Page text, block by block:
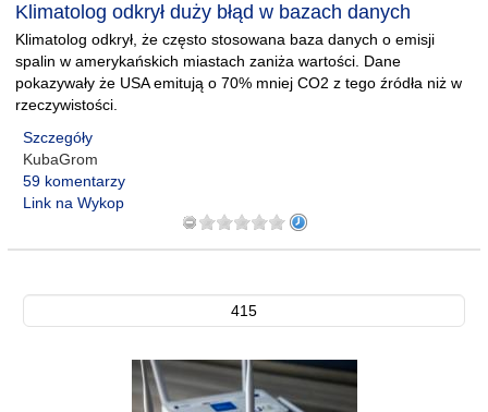
Klimatolog odkrył duży błąd w bazach danych
Klimatolog odkrył, że często stosowana baza danych o emisji
spalin w amerykańskich miastach zaniża wartości. Dane
pokazywały że USA emitują o 70% mniej CO2 z tego źródła niż w
rzeczywistości.
Szczegóły
KubaGrom
59 komentarzy
Link na Wykop
415